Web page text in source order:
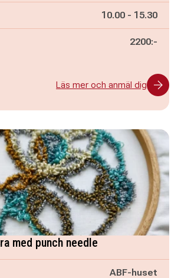
Pågår mellan
10.00 - och
15.30
2200:-
Läs mer och anmäl dig
med punch needle
ABF-huset